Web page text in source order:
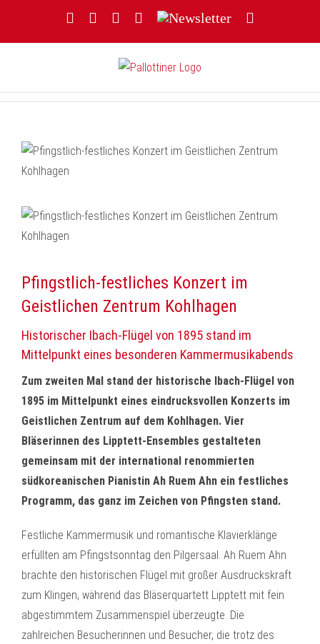
FacebookYouTubeInstagram
Threads
Newsletter
Pfingstlich-festliches Konzert im
Geistlichen Zentrum Kohlhagen
Historischer Ibach-Flügel von 1895 stand im
Mittelpunkt eines besonderen Kammermusikabends
Zum zweiten Mal stand der historische Ibach-Flügel von
1895 im Mittelpunkt eines eindrucksvollen Konzerts im
Geistlichen Zentrum auf dem Kohlhagen. Vier
Bläserinnen des Lipptett-Ensembles gestalteten
gemeinsam mit der international renommierten
südkoreanischen Pianistin Ah Ruem Ahn ein festliches
Programm, das ganz im Zeichen von Pfingsten stand.
Festliche Kammermusik und romantische Klavierklänge
erfüllten am Pfingstsonntag den Pilgersaal. Ah Ruem Ahn
brachte den historischen Flügel mit großer Ausdruckskraft
zum Klingen, während das Bläserquartett Lipptett mit fein
abgestimmtem Zusammenspiel überzeugte. Die
zahlreichen Besucherinnen und Besucher, die trotz des